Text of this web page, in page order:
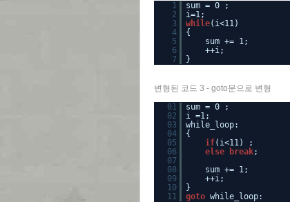
1
sum = 0 ;
2
i=1;
3
while(i<11)
4
{
5
sum += 1;
6
++i;
7
}
변형된 코드 3 - goto문으로 변형
01
sum = 0 ;
02
i =1;
03
while_loop:
04
{
05
if(i<11) ;
06
else break;
07
08
sum += 1;
09
++i;
10
}
11
goto while_loop: